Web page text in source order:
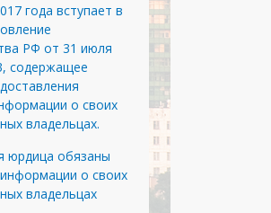
года вступает в
РФ от 31 июля
содержащее
о своих
владельцах.
юрдица обязаны
о своих
владельцах